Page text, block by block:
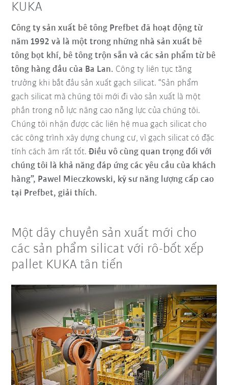
KUKA
Công ty sản xuất bê tông Prefbet đã hoạt động từ
năm 1992 và là một trong những nhà sản xuất bê
tông bọt khí, bê tông trộn sẵn và các sản phẩm từ bê
tông hàng đầu của Ba Lan. Công ty liên tục tăng
trưởng khi bắt đầu sản xuất gạch silicat. “Sản phẩm
gạch silicat mà chúng tôi mới đi vào sản xuất là một
phần trong nỗ lực nâng cao năng lực của chúng tôi.
Chúng tôi nhận được các liên hệ mua gạch silicat cho
các công trình xây dựng chung cư, vì gạch silicat có đặc
tính cách âm rất tốt.Điều vô cùng quan trọng đối với
chúng tôi là khả năng đáp ứng các yêu cầu của khách
hàng”, Pawel Mieczkowski, kỹ sư năng lượng cấp cao
tại Prefbet, giải thích.
Một dây chuyền sản xuất mới cho
các sản phẩm silicat với rô-bốt xếp
pallet KUKA tân tiến